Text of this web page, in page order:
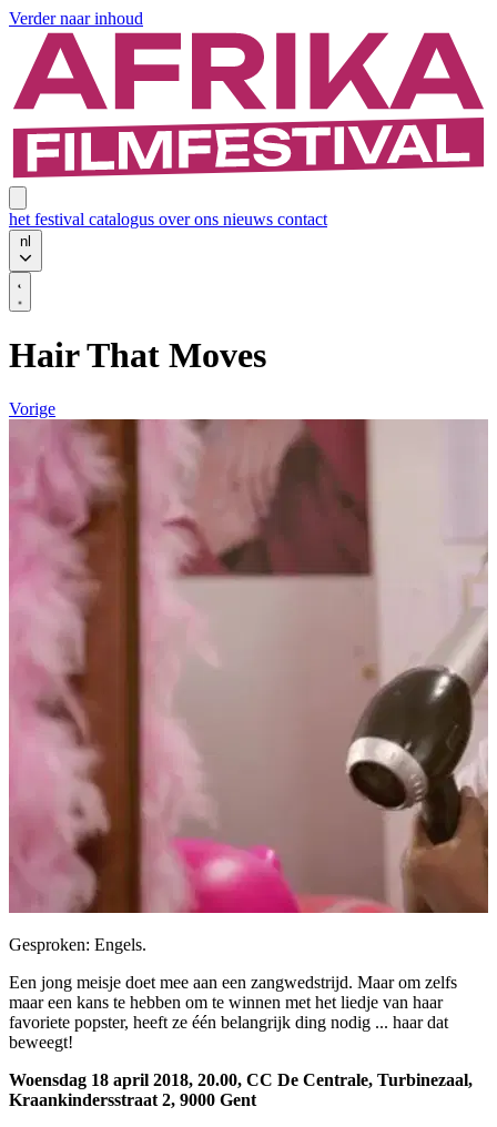
Verder naar inhoud
het festival catalogus over ons nieuws contact
nl
Hair That Moves
Vorige
Gesproken: Engels.
Een jong meisje doet mee aan een zangwedstrijd. Maar om zelfs
maar een kans te hebben om te winnen met het liedje van haar
favoriete popster, heeft ze één belangrijk ding nodig ... haar dat
beweegt!
Woensdag 18 april 2018, 20.00, CC De Centrale, Turbinezaal,
Kraankindersstraat 2, 9000 Gent